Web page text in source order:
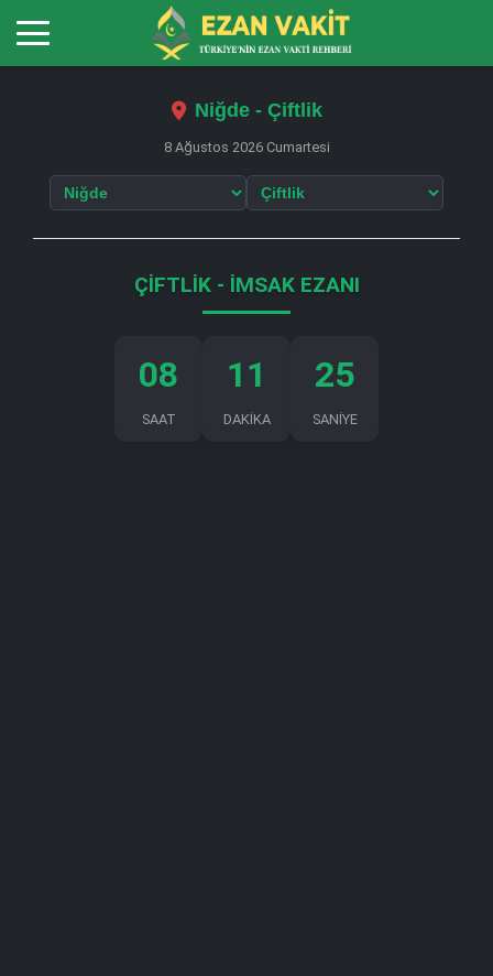
Niğde - Çiftlik
8 Ağustos 2026 Cumartesi
ÇIFTLIK - İMSAK EZANI
08
SAAT
11
DAKİKA
25
SANİYE